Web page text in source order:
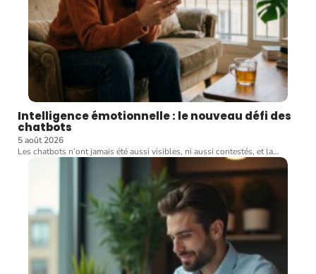
Intelligence émotionnelle : le nouveau défi des
chatbots
5 août 2026
Les chatbots n’ont jamais été aussi visibles, ni aussi contestés, et la…